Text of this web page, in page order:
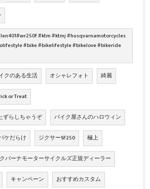
#ktm #ktmj #husqvarnamotorcycles
#bike #bikelifestyle #bikelove #bikeride
クのある生活 オシャレフォト 綺麗
or Treat
ずらしちゃうぞ バイク屋さんのハロウィン
ケだらけ ジクサーSF250 極上
バーナモーターサイクルズ正規ディーラー
キャンペーン おすすめカスタム